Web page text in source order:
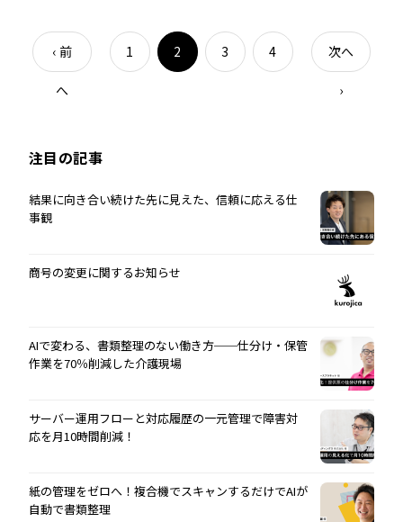
‹ 前
へ
1 2 3 4 次へ
›
注目の記事
結果に向き合い続けた先に見えた、信頼に応える仕
事観
商号の変更に関するお知らせ
AIで変わる、書類整理のない働き方──仕分け・保管
作業を70％削減した介護現場
サーバー運用フローと対応履歴の一元管理で障害対
応を月10時間削減！
紙の管理をゼロへ！複合機でスキャンするだけでAIが
自動で書類整理